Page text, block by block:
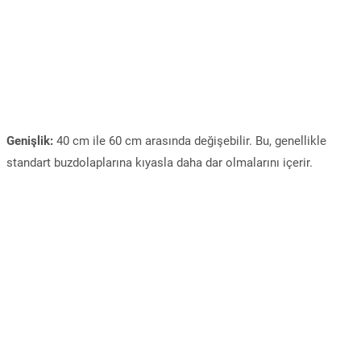
Genişlik: 40 cm ile 60 cm arasında değişebilir. Bu, genellikle
standart buzdolaplarına kıyasla daha dar olmalarını içerir.